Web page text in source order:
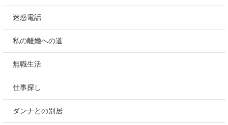
迷惑電話
私の離婚への道
無職生活
仕事探し
ダンナとの別居